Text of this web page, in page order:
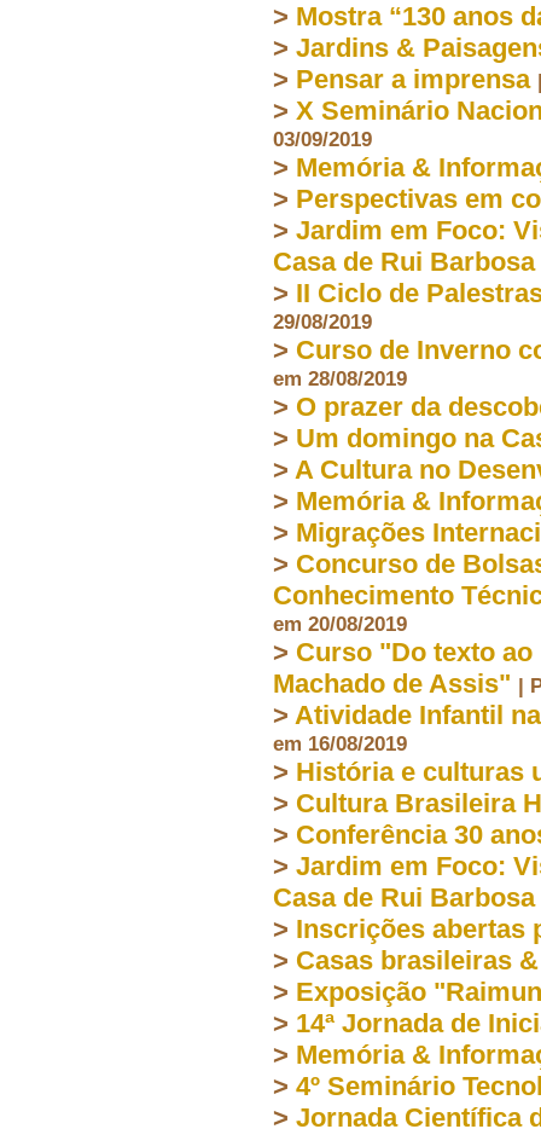
> Mostra “130 anos
> Jardins &
> Pensar a imprensa
> X Seminário
03/09/2019
> Memória &
> Perspectivas em
> Jardim em Foco:
Casa de Rui Barbosa
> II Ciclo de
29/08/2019
> Curso de Inverno
em 28/08/2019
> O prazer da
> Um domingo na
> A Cultura no
> Memória &
> Migrações
> Concurso de
Conhecimento
em 20/08/2019
> Curso "Do texto
Machado de Assis" |
> Atividade Infantil
em 16/08/2019
> História e culturas
> Cultura Brasileira
> Conferência 30
> Jardim em Foco:
Casa de Rui Barbosa
> Inscrições abertas
> Casas brasileiras
> Exposição
> 14ª Jornada de
> Memória &
> 4º Seminário
> Jornada Científica